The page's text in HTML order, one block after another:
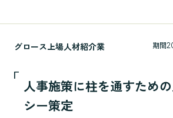
グロース上場人材紹介業 期間
人事施策に柱を通すため
シー策定